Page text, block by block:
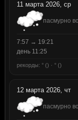
11 марта 2026, ср
пасмурно
7:57 → 19:21
день 11:25
рекорды: ° () · ° ()
12 марта 2026, чт
пасмурно